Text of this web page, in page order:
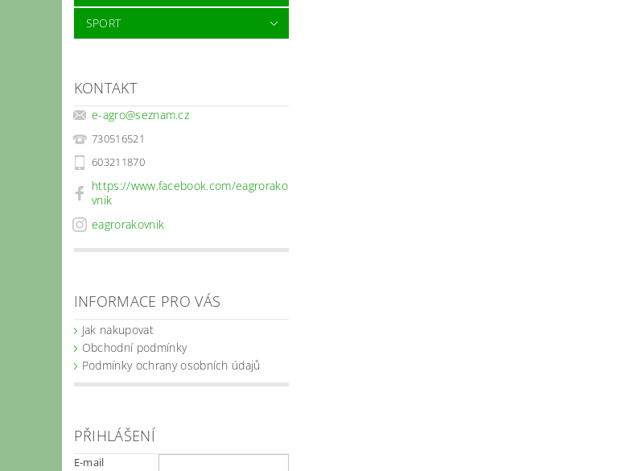
SPORT
KONTAKT
e-agro@seznam.cz
730516521
603211870
https://www.facebook.com/eagrorako
vnik
eagrorakovnik
INFORMACE PRO VÁS
Jak nakupovat
Obchodní podmínky
Podmínky ochrany osobních údajů
PŘIHLÁŠENÍ
E-mail